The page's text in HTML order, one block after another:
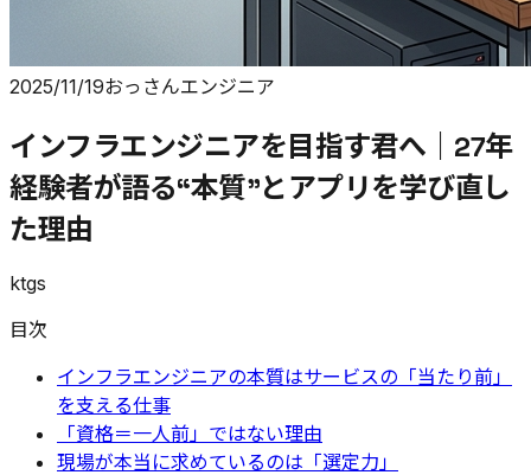
2025/11/19おっさんエンジニア
インフラエンジニアを目指す君へ｜27年
経験者が語る“本質”とアプリを学び直し
た理由
ktgs
目次
インフラエンジニアの本質はサービスの「当たり前」
を支える仕事
「資格＝一人前」ではない理由
現場が本当に求めているのは「選定力」